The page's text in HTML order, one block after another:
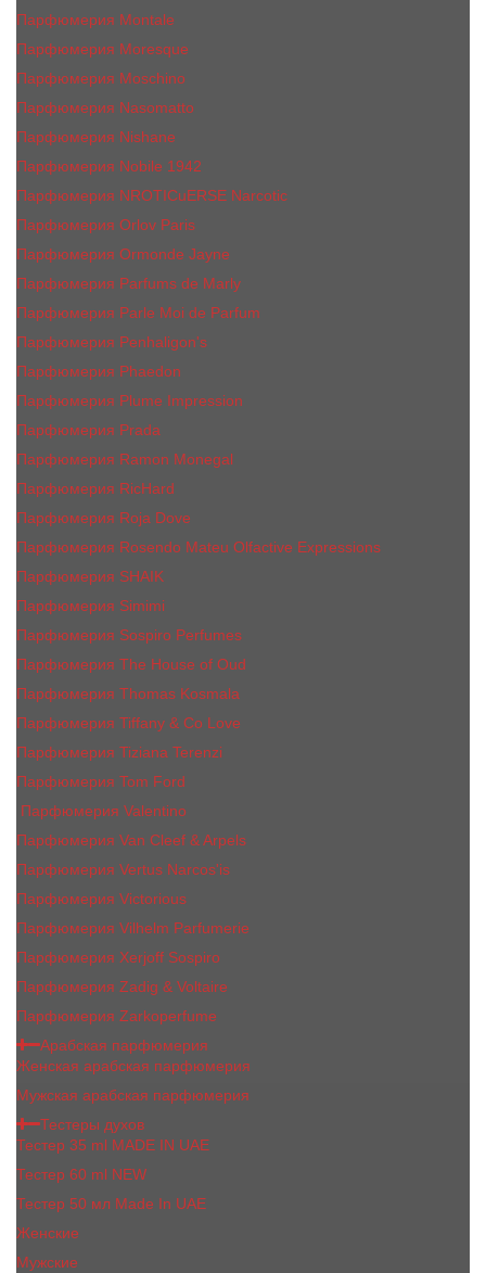
Парфюмерия Montale
Парфюмерия Moresque
Парфюмерия Moschino
Парфюмерия Nasomatto
Парфюмерия Nishane
Парфюмерия Nobile 1942
Парфюмерия NROTICuERSE Narcotic
Парфюмерия Orlov Paris
Парфюмерия Ormonde Jayne
Парфюмерия Parfums de Marly
Парфюмерия Parle Moi de Parfum
Парфюмерия Penhaligon's
Парфюмерия Phaedon
Парфюмерия Plume Impression
Парфюмерия Prada
Парфюмерия Ramon Monegal
Парфюмерия RicHard
Парфюмерия Roja Dove
Парфюмерия Rosendo Mateu Olfactive Expressions
Парфюмерия SHAIK
Парфюмерия Simimi
Парфюмерия Sospiro Perfumes
Парфюмерия The House of Oud
Парфюмерия Thomas Kosmala
Парфюмерия Tiffany & Co Love
Парфюмерия Tiziana Terenzi
Парфюмерия Tom Ford
Парфюмерия Valentino
Парфюмерия Van Cleef & Arpels
Парфюмерия Vertus Narcos'is
Парфюмерия Victorious
Парфюмерия Vilhelm Parfumerie
Парфюмерия Xerjoff Sospiro
Парфюмерия Zadig & Voltaire
Парфюмерия Zarkoperfume
Арабская парфюмерия
Женская арабская парфюмерия
Мужская арабская парфюмерия
Тестеры духов
Тестер 35 ml MADE IN UAE
Тестер 60 ml NEW
Тестер 50 мл Made In UAE
Женские
Мужские